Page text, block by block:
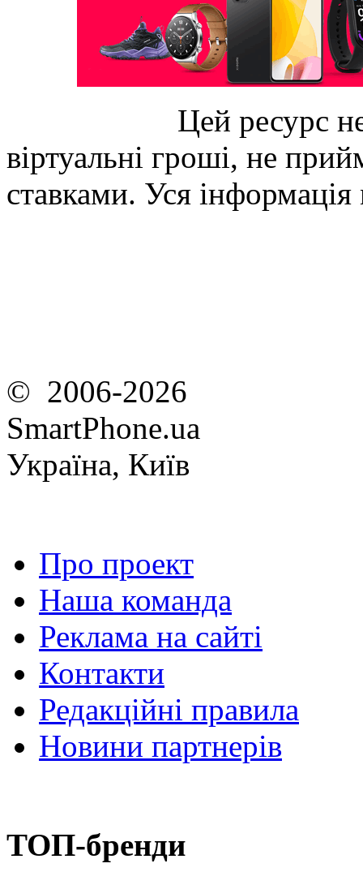
Цей ресурс
віртуальні гроші, не
ставками. Уся
© 2006-2026
SmartPhone.ua
Україна, Київ
Про проект
Наша команда
Реклама на сайті
Контакти
Редакційні правила
Новини партнерів
ТОП-бренди